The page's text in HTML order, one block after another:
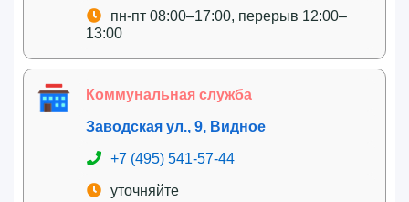
пн-пт 08:00–17:00, перерыв 12:00–
13:00
Коммунальная служба
Заводская ул., 9, Видное
+7 (495) 541-57-44
уточняйте